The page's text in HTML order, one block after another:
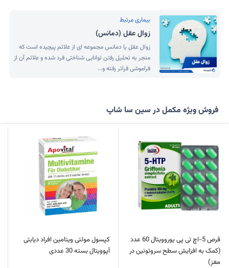
بیماری مرتبط
زوال عقل (دمانس)
زوال عقل یا دمانس مجموعه ای از علائم پیچیده است که
منجر به تحلیل رفتن توانایی شناختی فرد شده و علائم آن از
فراموشی فراتر رفته و...
فروش ویژه مکمل در سین سا شاپ
قرص 5-اچ تی پی یوروویتال 60 عدد
(کمک به افزایش سطح سروتونین در
مغز)
کپسول مولتی ویتامین افراد دیابتی
آپوویتال بسته 30 عددی